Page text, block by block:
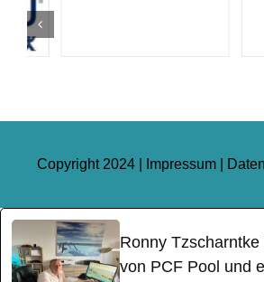
Copyright 2024 | Impressum
Ronny
von PCF Pool und